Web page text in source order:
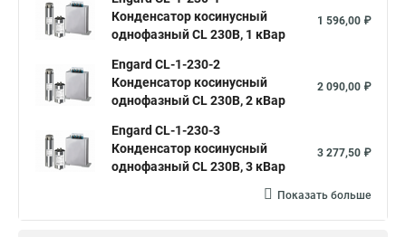
Конденсатор косинусный
однофазный CL 230В, 1 кВар
1 596,00 ₽
Engard CL-1-230-2
Конденсатор косинусный
однофазный CL 230В, 2 кВар
2 090,00 ₽
Engard CL-1-230-3
Конденсатор косинусный
однофазный CL 230В, 3 кВар
3 277,50 ₽
Показать больше